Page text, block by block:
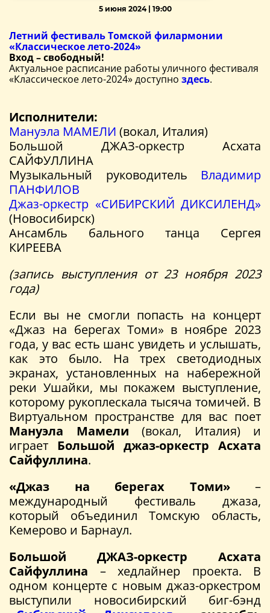
5 июня 2024 | 19:00
Летний фестиваль Томской филармонии
«Классическое лето-2024»
Вход – свободный!
Актуальное расписание работы уличного фестиваля
«Классическое лето-2024» доступно здесь.
Исполнители:
Мануэла МАМЕЛИ (вокал, Италия)
Большой ДЖАЗ-оркестр Асхата
САЙФУЛЛИНА
Музыкальный руководитель Владимир
ПАНФИЛОВ
Джаз-оркестр «СИБИРСКИЙ ДИКСИЛЕНД»
(Новосибирск)
Ансамбль бального танца Сергея
КИРЕЕВА
(запись выступления от 23 ноября 2023
года)
Если вы не смогли попасть на концерт
«Джаз на берегах Томи» в ноябре 2023
года, у вас есть шанс увидеть и услышать,
как это было. На трех светодиодных
экранах, установленных на набережной
реки Ушайки, мы покажем выступление,
которому рукоплескала тысяча томичей. В
Виртуальном пространстве для вас поет
Мануэла Мамели (вокал, Италия) и
играет Большой джаз-оркестр Асхата
Сайфуллина.
«Джаз на берегах Томи»–
международный фестиваль джаза,
который объединил Томскую область,
Кемерово и Барнаул.
Большой ДЖАЗ-оркестр Асхата
Сайфуллина – хедлайнер проекта. В
одном концерте с новым джаз-оркестром
выступили новосибирский биг-бэнд